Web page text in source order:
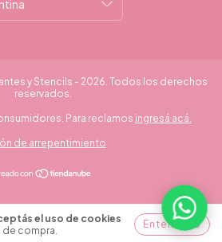
el uso de cookies
de compra.
Entendido
y Stencils - 2026. Todos los derechos
reservados.
Para reclamos ingresá acá.
de arrepentimiento